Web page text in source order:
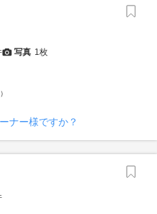
写真 1枚
ナー様ですか？